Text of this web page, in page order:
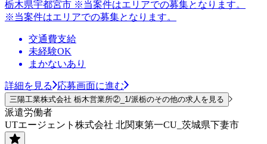
栃木県宇都宮市 ※当案件はエリアでの募集となります。
※当案件はエリアでの募集となります。
交通費支給
未経験OK
まかないあり
詳細を見る 応募画面に進む
三陽工業株式会社 栃木営業所②_1/派栃のその他の求人を見る
派遣労働者
UTエージェント株式会社 北関東第一CU_茨城県下妻市